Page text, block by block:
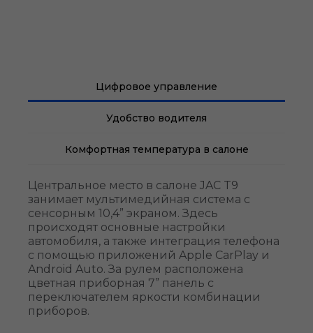
Цифровое управление
Удобство водителя
Комфортная температура в салоне
Центральное место в салоне JAC T9
занимает мультимедийная система с
сенсорным 10,4” экраном. Здесь
происходят основные настройки
автомобиля, а также интеграция телефона
с помощью приложений Apple CarPlay и
Android Auto. За рулем расположена
цветная приборная 7” панель с
переключателем яркости комбинации
приборов.